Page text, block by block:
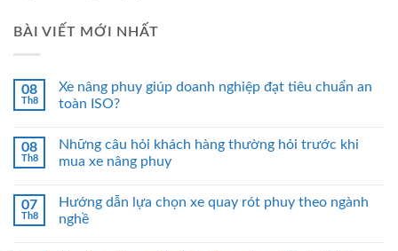
BÀI VIẾT MỚI NHẤT
08
Th8
Xe nâng phuy giúp doanh nghiệp đạt tiêu chuẩn an
toàn ISO?
08
Th8
Những câu hỏi khách hàng thường hỏi trước khi
mua xe nâng phuy
07
Th8
Hướng dẫn lựa chọn xe quay rót phuy theo ngành
nghề